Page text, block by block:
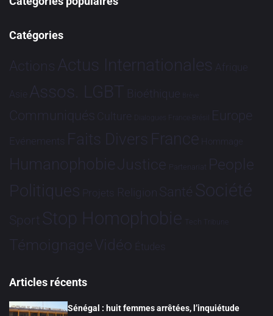
Catégories
Actions Actus Internationales Afrique
Asie Assos. LGBT Bioéthique Brève
Communiqués Culture Dialogues France-Brésil Europe
Evénements Faits Divers France Hommage
HumanophobieJustice Partenariat People
Politiques Projets Religion Santé Société
Sport Stop Homophobie Tech Tribune
TémoignageVidéo Études
Articles récents
Sénégal : huit femmes arrêtées, l’inquiétude